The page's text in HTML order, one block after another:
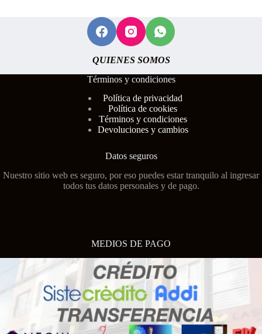
QUIENES SOMOS
Términos y condiciones
Política de privacidad
Política de cookies
Términos y condiciones
Devoluciones y cambios
Datos seguros
Nuestro sitio web es seguro, por eso puedes estar tranquilo al ingresar
todos tus datos personales y de pago.
MEDIOS DE PAGO